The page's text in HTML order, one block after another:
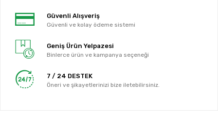
Güvenli Alışveriş
Güvenli ve kolay ödeme sistemi
Geniş Ürün Yelpazesi
Binlerce ürün ve kampanya seçeneği
7 / 24 DESTEK
Öneri ve şikayetlerinizi bize iletebilirsiniz.